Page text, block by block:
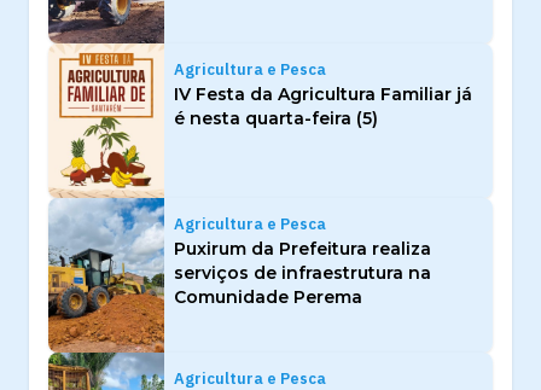
Agricultura e Pesca
IV Festa da Agricultura Familiar já
é nesta quarta-feira (5)
Agricultura e Pesca
Puxirum da Prefeitura realiza
serviços de infraestrutura na
Comunidade Perema
Agricultura e Pesca